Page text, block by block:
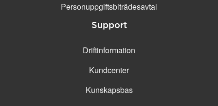
Personuppgifts­biträdesavtal
Support
Driftinformation
Kundcenter
Kunskapsbas